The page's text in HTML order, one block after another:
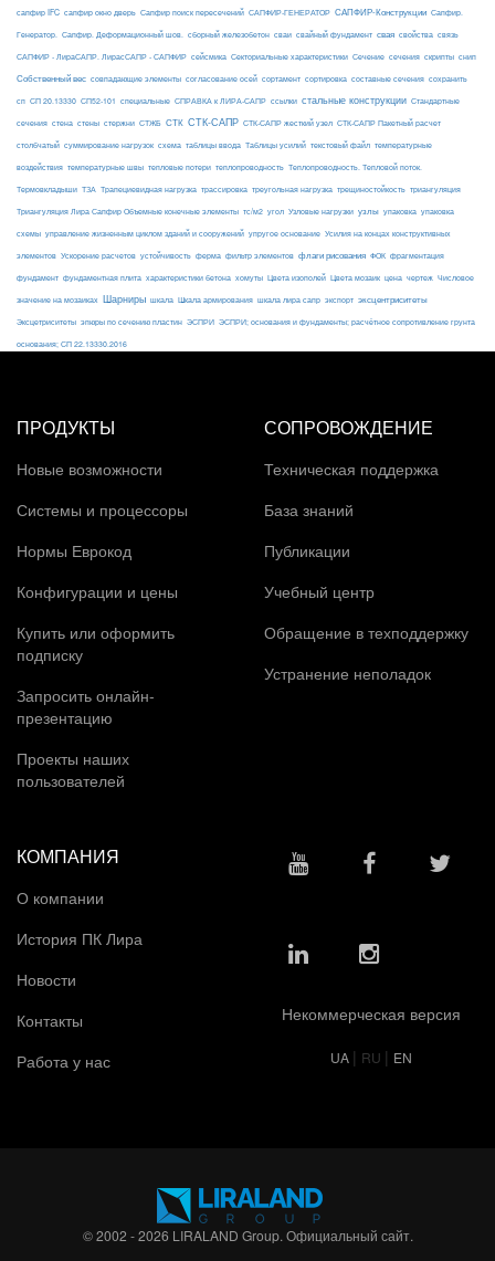
сапфир IFC сапфир окно дверь Сапфир поиск пересечений САПФИР-ГЕНЕРАТОР САПФИР-Конструкции Сапфир.
Генератор. Сапфир. Деформационный шов. сборный железобетон сваи свайный фундамент свая свойства связь
САПФИР - ЛираСАПР. ЛирасСАПР - САПФИР сейсмика Секториальные характеристики Сечение сечения скрипты снип
Собственный вес совпадающие элементы согласование осей сортамент сортировка составные сечения сохранить
сп СП 20.13330 СП52-101 специальные СПРАВКА к ЛИРА-САПР ссылки стальные конструкции Стандартные
сечения стена стены стержни СТЖБ СТК СТК-САПР СТК-САПР жесткий узел СТК-САПР Пакетный расчет
столбчатый суммирование нагрузок схема таблицы ввода Таблицы усилий текстовый файл температурные
воздействия температурные швы тепловые потери теплопроводность Теплопроводность. Тепловой поток.
Термовкладыши ТЗА Трапециевидная нагрузка трассировка треугольная нагрузка трещиностойкость триангуляция
Триангуляция Лира Сапфир Объемные конечные элементы тс/м2 угол Узловые нагрузки узлы упаковка упаковка
схемы управление жизненным циклом зданий и сооружений упругое основание Усилия на концах конструктивных
элементов Ускорение расчетов устойчивость ферма фильтр элементов флаги рисования ФОК фрагментация
фундамент фундаментная плита характеристики бетона хомуты Цвета изополей Цвета мозаик цена чертеж Числовое
значение на мозаиках Шарниры шкала Шкала армирования шкала лира сапр экспорт эксцентриситеты
Эксцетриситеты эпюры по сечению пластин ЭСПРИ ЭСПРИ; основания и фундаменты; расчётное сопротивление грунта
основания; СП 22.13330.2016
ПРОДУКТЫ
Новые возможности
Системы и процессоры
Нормы Еврокод
Конфигурации и цены
Купить или оформить
подписку
Запросить онлайн-
презентацию
Проекты наших
пользователей
СОПРОВОЖДЕНИЕ
Техническая поддержка
База знаний
Публикации
Учебный центр
Обращение в техподдержку
Устранение неполадок
КОМПАНИЯ
О компании
История ПК Лира
Новости
Контакты
Работа у нас
Некоммерческая версия
UA | RU | EN
© 2002 - 2026 LIRALAND Group. Официальный сайт.